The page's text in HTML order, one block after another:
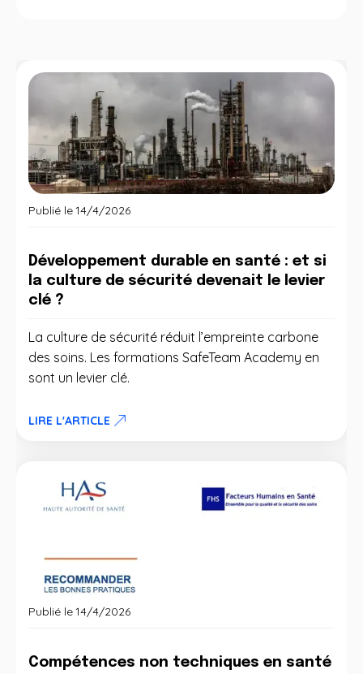
Publié le14/4/2026
Développement durable en santé : et si
la culture de sécurité devenait le levier
clé ?
La culture de sécurité réduit l’empreinte carbone
des soins. Les formations SafeTeam Academy en
sont un levier clé.
LIRE L'ARTICLE
Publié le14/4/2026
Compétences non techniques en santé